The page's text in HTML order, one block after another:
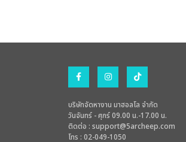
บริษัทจัดหางาน มาฮอลโล จำกัด
วันจันทร์ - ศุกร์ 09.00 น.-17.00 น.
ติดต่อ : support@5archeep.com
โทร : 02-049-1050